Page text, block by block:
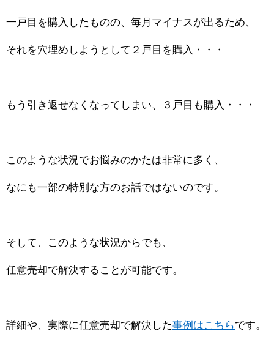
一戸目を購入したものの、毎月マイナスが出るため、
それを穴埋めしようとして２戸目を購入・・・
もう引き返せなくなってしまい、３戸目も購入・・・
このような状況でお悩みのかたは非常に多く、
なにも一部の特別な方のお話ではないのです。
そして、このような状況からでも、
任意売却で解決することが可能です。
詳細や、実際に任意売却で解決した事例はこちらです。